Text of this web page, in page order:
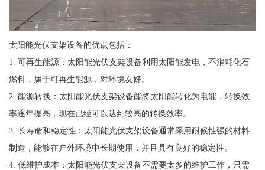
太阳能光伏支架设备的优点包括：
1. 可再生能源：太阳能光伏支架设备利用太阳能发电，不消耗化石
燃料，属于可再生能源，对环境友好。
2. 能源转换：太阳能光伏支架设备能将太阳能转化为电能，转换效
率逐年提高，现在已经可以达到较高的转换效率。
3. 长寿命和稳定性：太阳能光伏支架设备通常采用耐候性强的材料
制造，能够在户外环境中长期使用，并且具有良好的稳定性。
4. 低维护成本：太阳能光伏支架设备不需要太多的维护工作，只需